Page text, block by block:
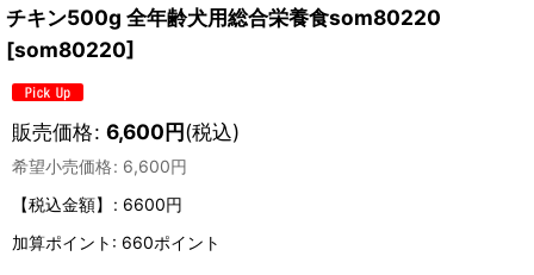
チキン500g 全年齢犬用総合栄養食som80220
[som80220]
販売価格: 6,600円(税込)
希望小売価格: 6,600円
【税込金額】
: 6600円
加算ポイント: 660ポイント